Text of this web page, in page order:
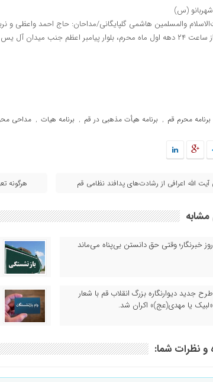
(س)
والمسلمین هاشمی گلپایگانی/مداحان: حاج احمد واعظی و
اعظم جنب میدان آل یس
برنامه محرم قم , برنامه هیأت مذهبی در قم , برنامه هیات , مداحی
آیت الله اعرافی از رشادت‌های پدافند نظامی قم هرگونه
روز خبرنگار؛ وقتی حق دانستن بی‌پناه می‌ماند
طرح جدید دیوارنگاره بزرگ انقلاب قم با شعار
«لبیک یا مهدی(عج)» اکران شد.
و نظرات شما: